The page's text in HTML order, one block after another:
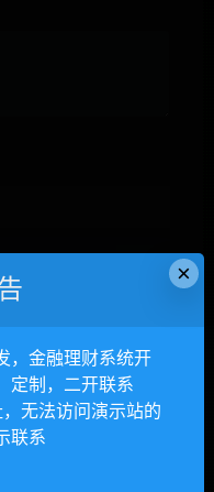
×
，金融理财系统开
定制，二开联系
无法访问演示站的
联系